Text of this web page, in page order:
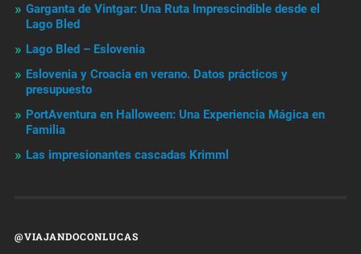
Garganta de Vintgar: Una Ruta Imprescindible desde el
Lago Bled
Lago Bled – Eslovenia
Eslovenia y Croacia en verano. Datos prácticos y
presupuesto
PortAventura en Halloween: Una Experiencia Mágica en
Familia
Las impresionantes cascadas Krimml
@VIAJANDOCONLUCAS